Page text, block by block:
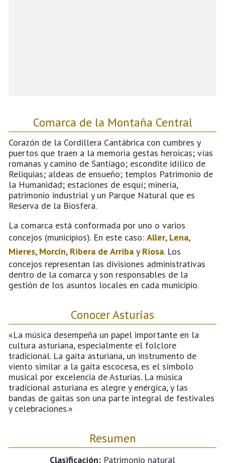
Comarca de la Montaña Central
Corazón de la Cordillera Cantábrica con cumbres y
puertos que traen a la memoria gestas heroicas; vías
romanas y camino de Santiago; escondite idílico de
Reliquias; aldeas de ensueño; templos Patrimonio de
la Humanidad; estaciones de esquí; minería,
patrimonio industrial y un Parque Natural que es
Reserva de la Biosfera.
La comarca está conformada por uno o varios
concejos (municipios). En este caso: Aller, Lena,
Mieres, Morcín, Ribera de Arriba y Riosa. Los
concejos representan las divisiones administrativas
dentro de la comarca y son responsables de la
gestión de los asuntos locales en cada municipio.
Conocer Asturias
«La música desempeña un papel importante en la
cultura asturiana, especialmente el folclore
tradicional. La gaita asturiana, un instrumento de
viento similar a la gaita escocesa, es el símbolo
musical por excelencia de Asturias. La música
tradicional asturiana es alegre y enérgica, y las
bandas de gaitas son una parte integral de festivales
y celebraciones.»
Resumen
Clasificación: Patrimonio natural